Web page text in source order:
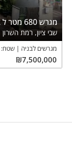
מגרש 680 מטר ל 2 יחידות ברמת השרון
שבי ציון, רמת השרון
מגרשים לבניה שטח:
₪7,500,000